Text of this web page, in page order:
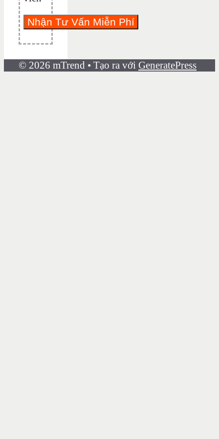
© 2026 mTrend • Tạo ra với GeneratePress